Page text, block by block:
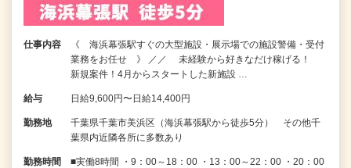
仕事内容
《 海浜幕張駅すぐの大型施設・展示場での施設警備・受付
業務をお任せ 》 ／／ 未経験から好きなだけ稼げる！
新規案件！4月からスタートした新施設 …
給与 日給9,600円〜日給14,400円
勤務地
千葉県千葉市美浜区（海浜幕張駅から徒歩5分） その他千
葉県内近隣各所に多数あり
勤務時間
■実働8時間 ・9：00～18：00 ・13：00～22：00 ・20：00